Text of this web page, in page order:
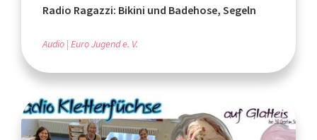
Radio Ragazzi: Bikini und Badehose, Segeln
Audio Euro Jugend e. V.